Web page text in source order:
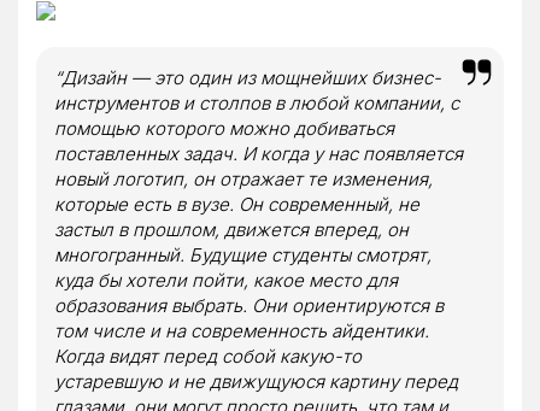
“Дизайн — это один из мощнейших бизнес-
инструментов и столпов в любой компании, с
помощью которого можно добиваться
поставленных задач. И когда у нас появляется
новый логотип, он отражает те изменения,
которые есть в вузе. Он современный, не
застыл в прошлом, движется вперед, он
многогранный. Будущие студенты смотрят,
куда бы хотели пойти, какое место для
образования выбрать. Они ориентируются в
том числе и на современность айдентики.
Когда видят перед собой какую-то
устаревшую и не движущуюся картину перед